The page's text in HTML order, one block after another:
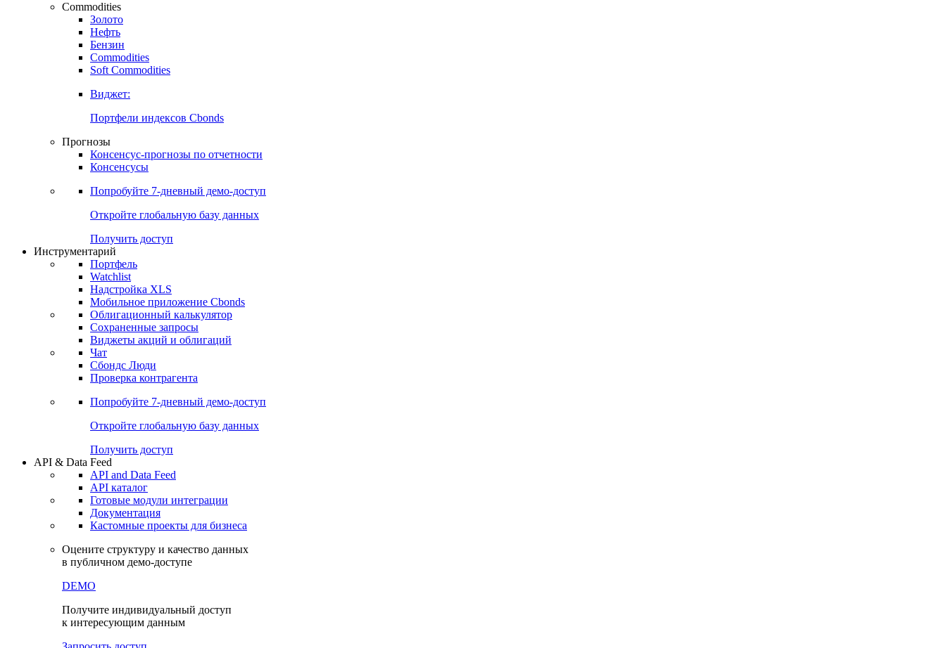
Commodities
Золото
Нефть
Бензин
Commodities
Soft Commodities
Виджет:
Портфели индексов Cbonds
Прогнозы
Консенсус-прогнозы по отчетности
Консенсусы
Попробуйте 7-дневный демо-доступ
Откройте глобальную базу данных
Получить доступ
Инструментарий
Портфель
Watchlist
Надстройка XLS
Мобильное приложение Cbonds
Облигационный калькулятор
Сохраненные запросы
Виджеты акций и облигаций
Чат
Сбондс Люди
Проверка контрагента
Попробуйте 7-дневный демо-доступ
Откройте глобальную базу данных
Получить доступ
API & Data Feed
API and Data Feed
API каталог
Готовые модули интеграции
Документация
Кастомные проекты для бизнеса
Оцените структуру и качество данных
в публичном демо-доступе
DEMO
Получите индивидуальный доступ
к интересующим данным